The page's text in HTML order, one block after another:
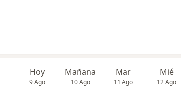
Hoy
9 Ago
Mañana
10 Ago
Mar
11 Ago
Mié
12 Ago